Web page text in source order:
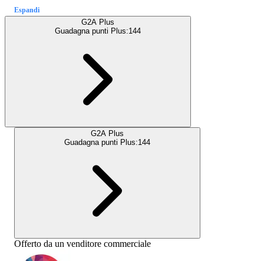
Espandi
G2A Plus
Guadagna punti Plus:144
G2A Plus
Guadagna punti Plus:144
Offerto da un venditore commerciale